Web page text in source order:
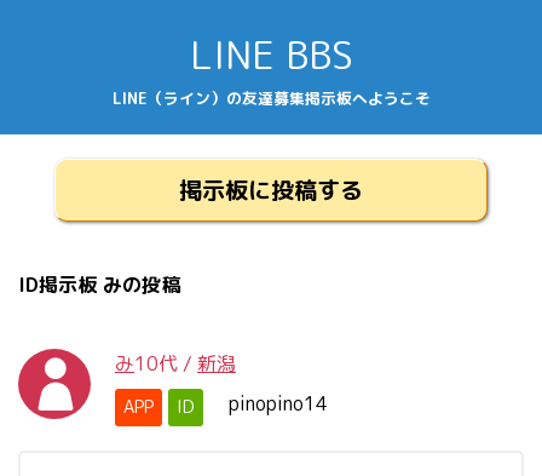
LINE BBS
LINE（ライン）の友達募集掲示板へようこそ
掲示板に投稿する
ID掲示板 みの投稿
み10代 / 新潟
APP ID pinopino14